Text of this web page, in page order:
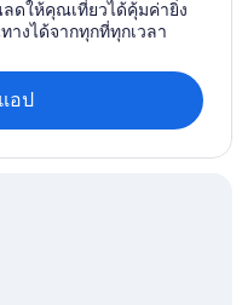
ดให้คุณเที่ยวได้คุ้มค่ายิ่ง
งได้จากทุกที่ทุกเวลา
อป